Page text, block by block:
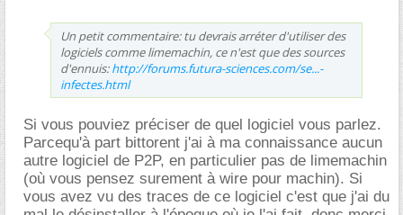
Un petit commentaire: tu devrais arréter d'utiliser des
logiciels comme limemachin, ce n'est que des sources
d'ennuis:http://forums.futura-sciences.com/se...-
infectes.html
Si vous pouviez préciser de quel logiciel vous parlez.
Parcequ'à part bittorent j'ai à ma connaissance aucun
autre logiciel de P2P, en particulier pas de limemachin
(où vous pensez surement à wire pour machin). Si
vous avez vu des traces de ce logiciel c'est que j'ai du